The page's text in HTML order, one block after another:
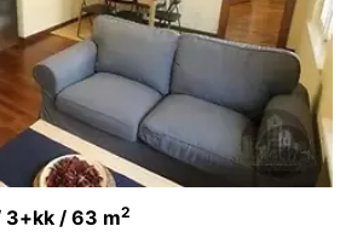
3+kk / 63 m2